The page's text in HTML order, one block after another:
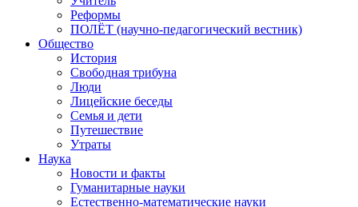
Реформы
ПОЛЁТ (научно-педагогический вестник)
Общество
История
Свободная трибуна
Люди
Лицейские беседы
Семья и дети
Путешествие
Утраты
Наука
Новости и факты
Гуманитарные науки
Естественно-математические науки